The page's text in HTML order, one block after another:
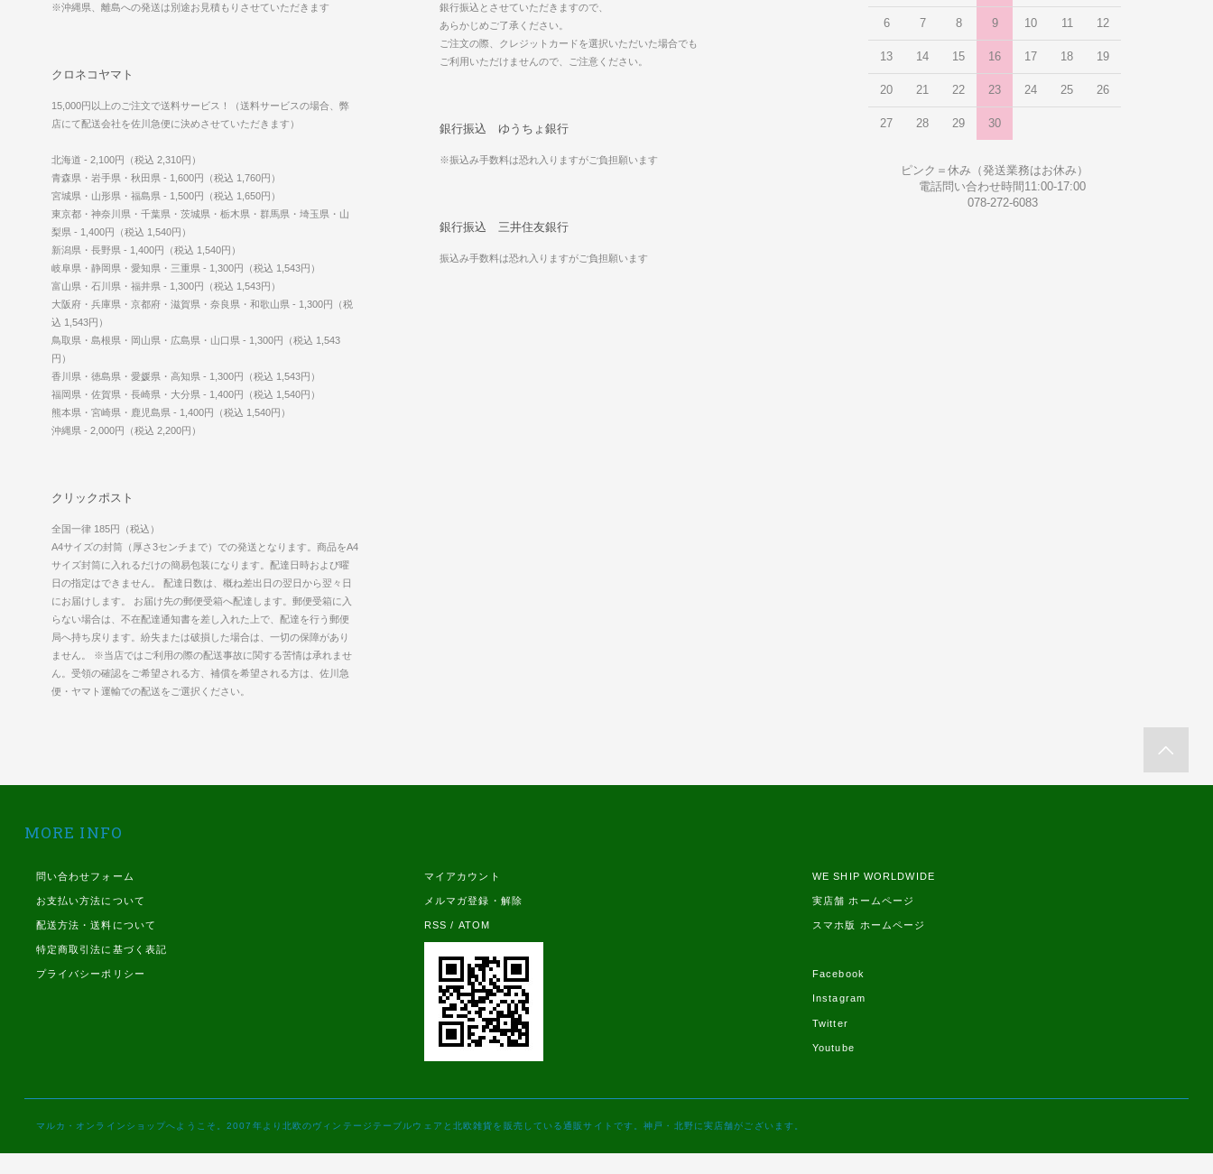
※沖縄県、離島への発送は別途お見積もりさせていただきます
クロネコヤマト
15,000円以上のご注文で送料サービス！（送料サービスの場合、弊
店にて配送会社を佐川急便に決めさせていただきます）
北海道 - 2,100円（税込 2,310円）
青森県・岩手県・秋田県 - 1,600円（税込 1,760円）
宮城県・山形県・福島県 - 1,500円（税込 1,650円）
東京都・神奈川県・千葉県・茨城県・栃木県・群馬県・埼玉県・山
梨県 - 1,400円（税込 1,540円）
新潟県・長野県 - 1,400円（税込 1,540円）
岐阜県・静岡県・愛知県・三重県 - 1,300円（税込 1,543円）
富山県・石川県・福井県 - 1,300円（税込 1,543円）
大阪府・兵庫県・京都府・滋賀県・奈良県・和歌山県 - 1,300円（税
込 1,543円）
鳥取県・島根県・岡山県・広島県・山口県 - 1,300円（税込 1,543
円）
香川県・徳島県・愛媛県・高知県 - 1,300円（税込 1,543円）
福岡県・佐賀県・長崎県・大分県 - 1,400円（税込 1,540円）
熊本県・宮崎県・鹿児島県 - 1,400円（税込 1,540円）
沖縄県 - 2,000円（税込 2,200円）
クリックポスト
全国一律 185円（税込）
A4サイズの封筒（厚さ3センチまで）での発送となります。商品をA4
サイズ封筒に入れるだけの簡易包装になります。配達日時および曜
日の指定はできません。 配達日数は、概ね差出日の翌日から翌々日
にお届けします。 お届け先の郵便受箱へ配達します。郵便受箱に入
らない場合は、不在配達通知書を差し入れた上で、配達を行う郵便
局へ持ち戻ります。紛失または破損した場合は、一切の保障があり
ません。 ※当店ではご利用の際の配送事故に関する苦情は承れませ
ん。受領の確認をご希望される方、補償を希望される方は、佐川急
便・ヤマト運輸での配送をご選択ください。
銀行振込とさせていただきますので、
あらかじめご了承ください。
ご注文の際、クレジットカードを選択いただいた場合でも
ご利用いただけませんので、ご注意ください。
銀行振込 ゆうちょ銀行
※振込み手数料は恐れ入りますがご負担願います
銀行振込 三井住友銀行
振込み手数料は恐れ入りますがご負担願います
6 7 8 9 10 11 12
13 14 15 16 17 18 19
20 21 22 23 24 25 26
27 28 29 30
ピンク＝休み（発送業務はお休み）
電話問い合わせ時間11:00-17:00
078-272-6083
MORE INFO
問い合わせフォーム
お支払い方法について
配送方法・送料について
特定商取引法に基づく表記
プライバシーポリシー
マイアカウント
メルマガ登録・解除
RSS / ATOM
WE SHIP WORLDWIDE
実店舗 ホームページ
スマホ版 ホームページ
Facebook
Instagram
Twitter
Youtube
マルカ・オンラインショップへようこそ。2007年より北欧のヴィンテージテーブルウェアと北欧雑貨を販売している通販サイトです。神戸・北野に実店舗がございます。